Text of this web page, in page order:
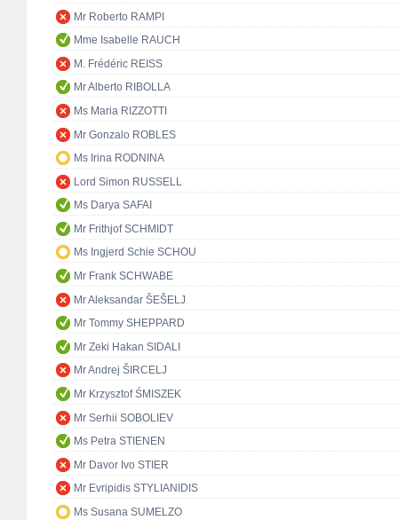
Mr Roberto RAMPI
Mme Isabelle RAUCH
M. Frédéric REISS
Mr Alberto RIBOLLA
Ms Maria RIZZOTTI
Mr Gonzalo ROBLES
Ms Irina RODNINA
Lord Simon RUSSELL
Ms Darya SAFAI
Mr Frithjof SCHMIDT
Ms Ingjerd Schie SCHOU
Mr Frank SCHWABE
Mr Aleksandar ŠEŠELJ
Mr Tommy SHEPPARD
Mr Zeki Hakan SIDALI
Mr Andrej ŠIRCELJ
Mr Krzysztof ŚMISZEK
Mr Serhii SOBOLIEV
Ms Petra STIENEN
Mr Davor Ivo STIER
Mr Evripidis STYLIANIDIS
Ms Susana SUMELZO